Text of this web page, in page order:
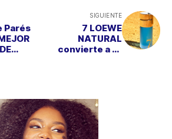
Parés
SIGUIENTE
7 LOEWE
NATURAL
convierte a tu